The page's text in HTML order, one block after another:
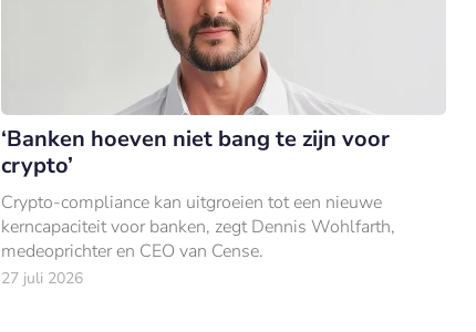
‘Banken hoeven niet bang te zijn voor
crypto’
Crypto-compliance kan uitgroeien tot een nieuwe
kerncapaciteit voor banken, zegt Dennis Wohlfarth,
medeoprichter en CEO van Cense.
27 juli 2026